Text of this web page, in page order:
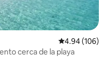
Calificación
4.94 (106)
cerca de la playa